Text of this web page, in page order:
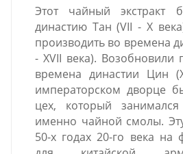
Этот чайный экстракт
династию Тан (VII - X
производить во времена
- XVII века). Возобновили
времена династии Цин
императорском дворце
цех, который занимался
именно чайной смолы.
50-х годах 20-го века на